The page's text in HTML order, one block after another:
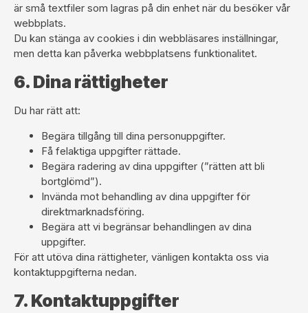
är små textfiler som lagras på din enhet när du besöker vår
webbplats.
Du kan stänga av cookies i din webbläsares inställningar,
men detta kan påverka webbplatsens funktionalitet.
6. Dina rättigheter
Du har rätt att:
Begära tillgång till dina personuppgifter.
Få felaktiga uppgifter rättade.
Begära radering av dina uppgifter (”rätten att bli
bortglömd”).
Invända mot behandling av dina uppgifter för
direktmarknadsföring.
Begära att vi begränsar behandlingen av dina
uppgifter.
För att utöva dina rättigheter, vänligen kontakta oss via
kontaktuppgifterna nedan.
7. Kontaktuppgifter